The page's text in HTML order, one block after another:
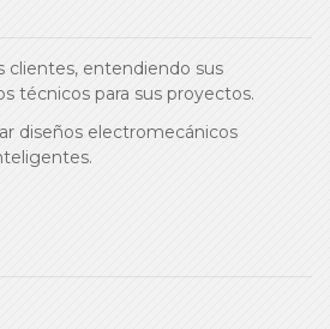
clientes, entendiendo sus
técnicos para sus proyectos.
diseños electromecánicos